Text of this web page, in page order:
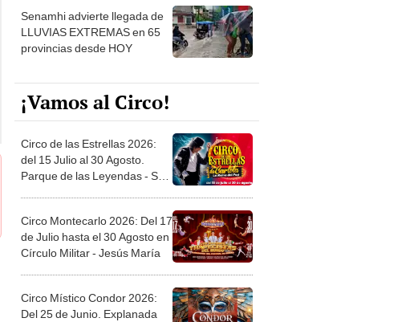
Senamhi advierte llegada de
LLUVIAS EXTREMAS en 65
provincias desde HOY
¡Vamos al Circo!
Circo de las Estrellas 2026:
del 15 Julio al 30 Agosto.
Parque de las Leyendas - San
Circo Montecarlo 2026: Del 17
de Julio hasta el 30 Agosto en
Círculo Militar - Jesús María
Circo Místico Condor 2026:
Del 25 de Junio. Explanada